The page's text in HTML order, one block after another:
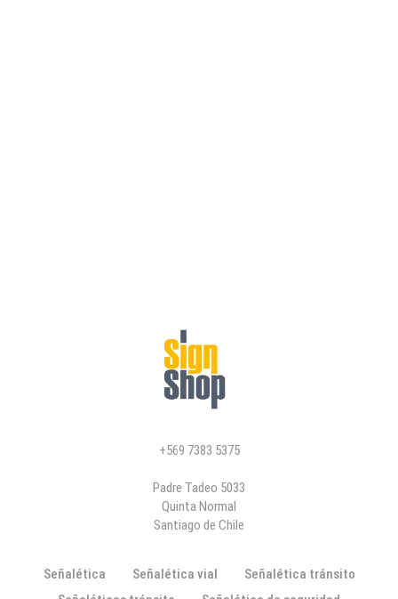
+569 7383 5375
Padre Tadeo 5033
Quinta Normal
Santiago de Chile
Señalética Señalética vial
Señalética tránsito